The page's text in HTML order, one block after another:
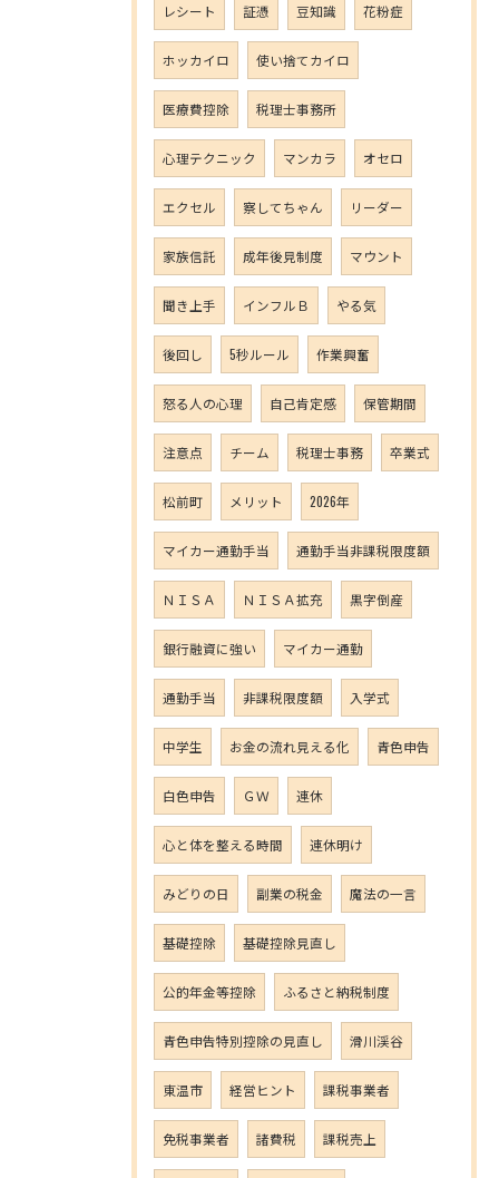
レシート 証憑 豆知識 花粉症
ホッカイロ 使い捨てカイロ
医療費控除 税理士事務所
心理テクニック マンカラ オセロ
エクセル 察してちゃん リーダー
家族信託 成年後見制度 マウント
聞き上手 インフルＢ やる気
後回し 5秒ルール 作業興奮
怒る人の心理 自己肯定感 保管期間
注意点 チーム 税理士事務 卒業式
松前町 メリット 2026年
マイカー通勤手当 通勤手当非課税限度額
ＮＩＳＡ ＮＩＳＡ拡充 黒字倒産
銀行融資に強い マイカー通勤
通勤手当 非課税限度額 入学式
中学生 お金の流れ見える化 青色申告
白色申告 ＧＷ 連休
心と体を整える時間 連休明け
みどりの日 副業の税金 魔法の一言
基礎控除 基礎控除見直し
公的年金等控除 ふるさと納税制度
青色申告特別控除の見直し 滑川渓谷
東温市 経営ヒント 課税事業者
免税事業者 諸費税 課税売上